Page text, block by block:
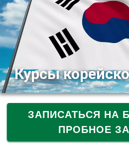
Курсы
ЗАПИСАТЬСЯ НА
ПРОБНОЕ